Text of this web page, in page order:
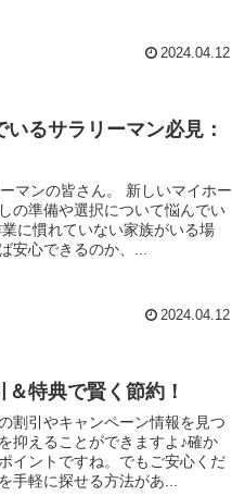
2024.04.12
るサラリーマン必見：
マンの皆さん。 新しいマイホー
の準備や選択について悩んでい
に慣れていない家族がいる場
安心できるのか、...
2024.04.12
特典で賢く節約！
割引やキャンペーン情報を見つ
抑えることができますよ♪確か
イントですね。でもご安心くだ
手軽に探せる方法があ...